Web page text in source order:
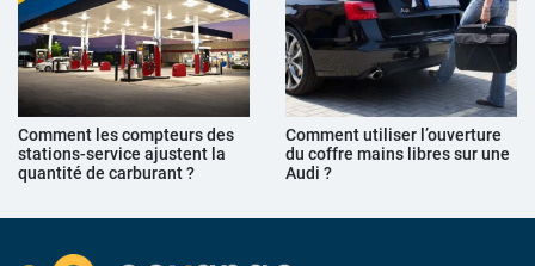
Comment les compteurs des
stations-service ajustent la
quantité de carburant ?
Comment utiliser l’ouverture
du coffre mains libres sur une
Audi ?